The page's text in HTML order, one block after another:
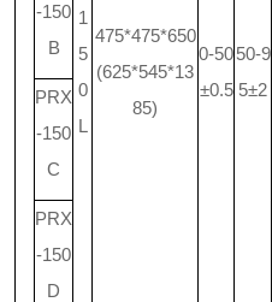
1
5
0
L
475*475*650
(625*545*13
85)
0-50
±0.5
50-9
5±2
-150
B
PRX
-150
C
PRX
-150
D